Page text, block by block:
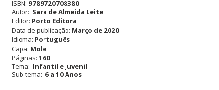
Inês
-
Quem
disse
que
ISBN: 9789720708380
Autor: Sara de Almeida Leite
Editor: Porto Editora
Data de publicação: Março de 2020
Idioma: Português
Capa: Mole
Páginas: 160
Tema: Infantil e Juvenil
Sub-tema: 6 a 10 Anos